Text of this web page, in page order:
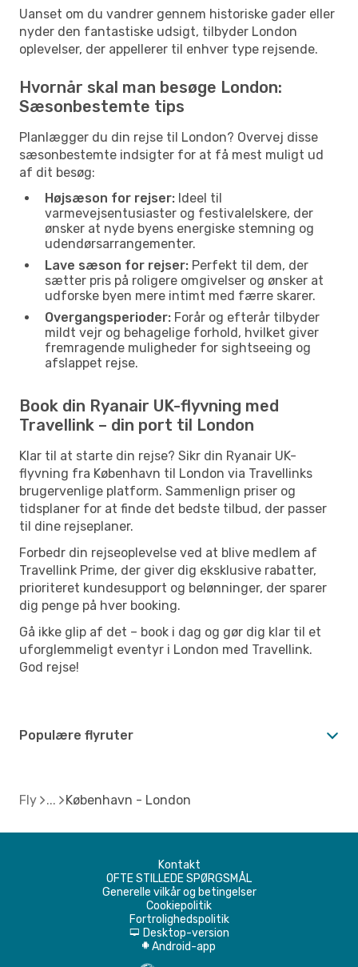
Uanset om du vandrer gennem historiske gader eller
nyder den fantastiske udsigt, tilbyder London
oplevelser, der appellerer til enhver type rejsende.
Hvornår skal man besøge London:
Sæsonbestemte tips
Planlægger du din rejse til London? Overvej disse
sæsonbestemte indsigter for at få mest muligt ud
af dit besøg:
Højsæson for rejser: Ideel til
varmevejsentusiaster og festivalelskere, der
ønsker at nyde byens energiske stemning og
udendørsarrangementer.
Lave sæson for rejser: Perfekt til dem, der
sætter pris på roligere omgivelser og ønsker at
udforske byen mere intimt med færre skarer.
Overgangsperioder: Forår og efterår tilbyder
mildt vejr og behagelige forhold, hvilket giver
fremragende muligheder for sightseeing og
afslappet rejse.
Book din Ryanair UK-flyvning med
Travellink – din port til London
Klar til at starte din rejse? Sikr din Ryanair UK-
flyvning fra København til London via Travellinks
brugervenlige platform. Sammenlign priser og
tidsplaner for at finde det bedste tilbud, der passer
til dine rejseplaner.
Forbedr din rejseoplevelse ved at blive medlem af
Travellink Prime, der giver dig eksklusive rabatter,
prioriteret kundesupport og belønninger, der sparer
dig penge på hver booking.
Gå ikke glip af det – book i dag og gør dig klar til et
uforglemmeligt eventyr i London med Travellink.
God rejse!
Populære flyruter
Fly København - London
Kontakt
OFTE STILLEDE SPØRGSMÅL
Generelle vilkår og betingelser
Cookiepolitik
Fortrolighedspolitik
d Desktop-version
A Android-app